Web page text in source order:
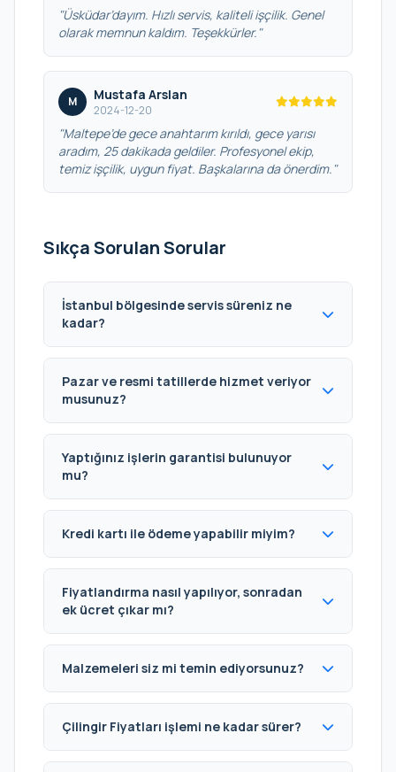
"Üsküdar’dayım. Hızlı servis, kaliteli işçilik. Genel
olarak memnun kaldım. Teşekkürler."
M Mustafa Arslan
2024-12-20
"Maltepe’de gece anahtarım kırıldı, gece yarısı
aradım, 25 dakikada geldiler. Profesyonel ekip,
temiz işçilik, uygun fiyat. Başkalarına da önerdim."
Sıkça Sorulan Sorular
İstanbul bölgesinde servis süreniz ne
kadar?
Pazar ve resmi tatillerde hizmet veriyor
musunuz?
Yaptığınız işlerin garantisi bulunuyor
mu?
Kredi kartı ile ödeme yapabilir miyim?
Fiyatlandırma nasıl yapılıyor, sonradan
ek ücret çıkar mı?
Malzemeleri siz mi temin ediyorsunuz?
Çilingir Fiyatları işlemi ne kadar sürer?